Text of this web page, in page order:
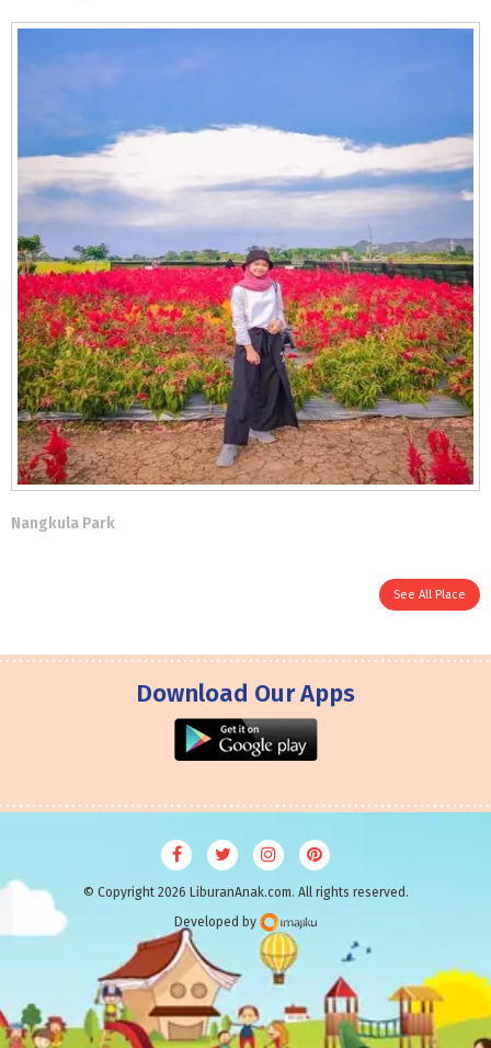
Nangkula Park
See All Place
Download Our Apps
© Copyright 2026 LiburanAnak.com. All rights reserved.
Developed by